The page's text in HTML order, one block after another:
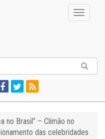
Toggle
no Brasil” – Climão no
das celebridades